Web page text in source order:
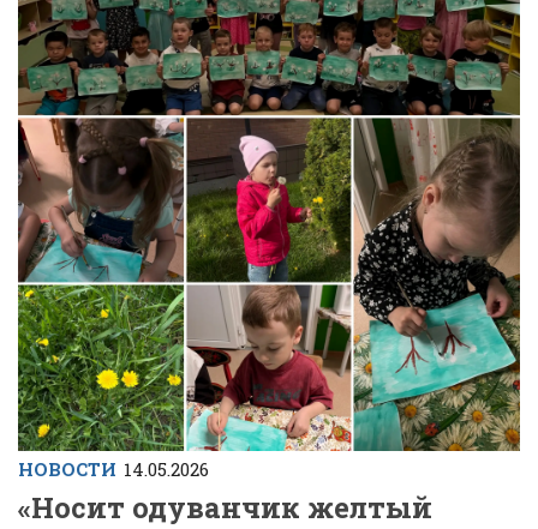
НОВОСТИ 14.05.2026
«Носит одуванчик желтый